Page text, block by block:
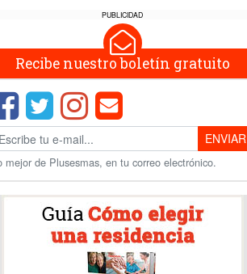
PUBLICIDAD
Recibe nuestro boletín gratuito
ENVIAR
mejor de Plusesmas, en tu correo electrónico.